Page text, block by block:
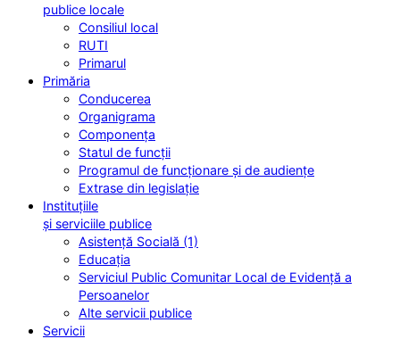
publice locale
Consiliul local
RUTI
Primarul
Primăria
Conducerea
Organigrama
Componența
Statul de funcții
Programul de funcționare și de audiențe
Extrase din legislație
Instituțiile
și serviciile publice
Asistență Socială (1)
Educația
Serviciul Public Comunitar Local de Evidență a
Persoanelor
Alte servicii publice
Servicii